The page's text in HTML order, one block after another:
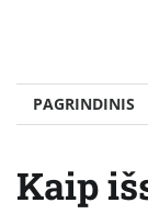
PAGRINDINIS
Kaip